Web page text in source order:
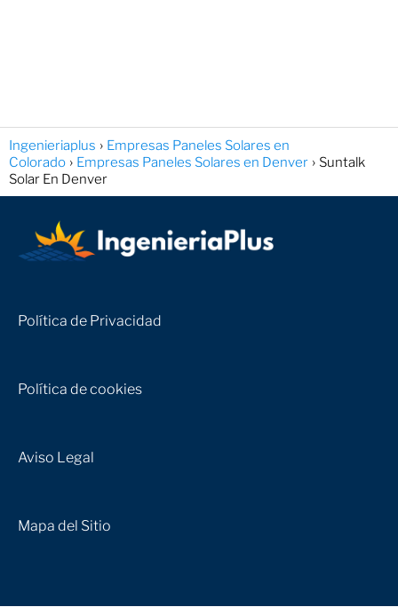
Ingenieriaplus
Empresas Paneles Solares en
Colorado
Empresas Paneles Solares en Denver
Suntalk
Solar En Denver
Política de Privacidad
Política de cookies
Aviso Legal
Mapa del Sitio